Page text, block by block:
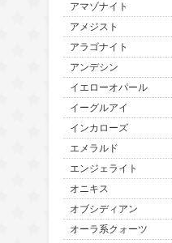
アマゾナイト
アメジスト
アラゴナイト
アンデシン
イエローオパール
イーグルアイ
インカローズ
エメラルド
エンジェライト
オニキス
オブシディアン
オーラ系クォーツ